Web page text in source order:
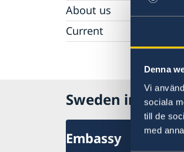
Denna
Vi
sociala
till de
med
About us
Data Protection Policy
Current
Sweden in
Embassy